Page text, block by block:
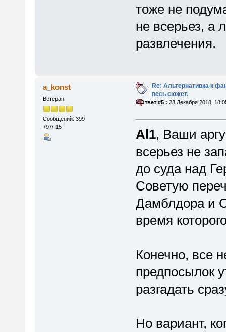
тоже не
не всерьез, а
развлечения.
a_konst
Ветеран
Сообщений: 399
+97/-15
Re: Альтернативка к
весь сюжет.
«Ответ #5 : 23 Декабря 2018,
Al1, Ваши
всерьез не
до суда над
Советую
Дамблдора и
время
Конечно, все
предпосылок
разгадать
Но вариант,